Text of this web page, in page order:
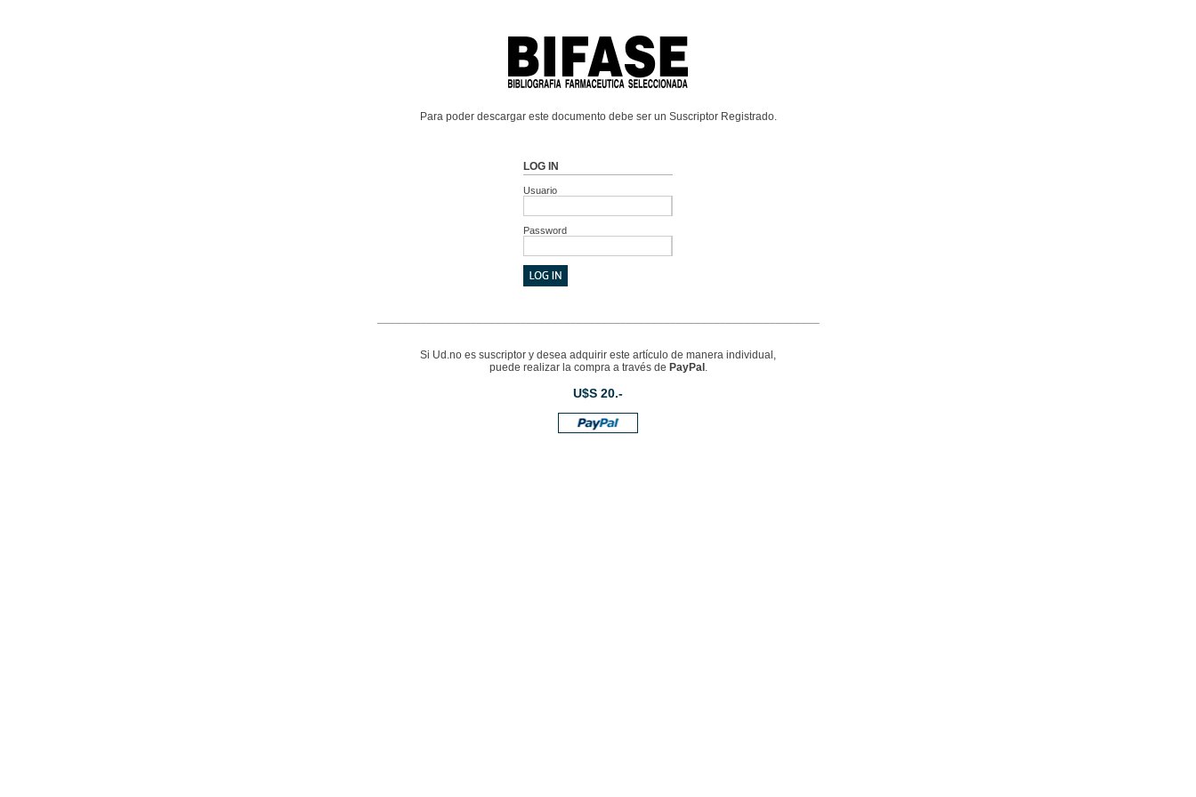
Para poder descargar este documento debe ser un Suscriptor Registrado.
LOG IN
Usuario
Password
Si Ud.no es suscriptor y desea adquirir este artículo de manera individual,
puede realizar la compra a través de PayPal .
U$S 20.-